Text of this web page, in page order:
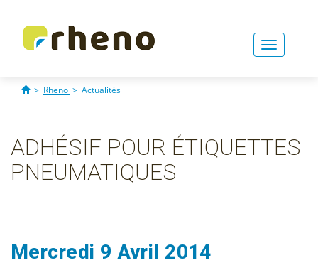
Toggle
> Rheno > Actualités
ADHÉSIF POUR ÉTIQUETTES
PNEUMATIQUES
Mercredi 9 Avril 2014